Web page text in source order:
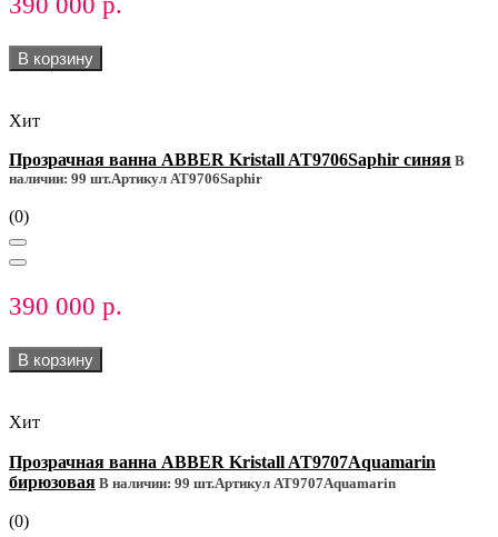
В корзину
Хит
Прозрачная ванна ABBER Kristall AT9706Saphir синяя В
наличии: 99 шт.Артикул AT9706Saphir
(0)
390 000 р.
В корзину
Хит
Прозрачная ванна ABBER Kristall AT9707Aquamarin
бирюзовая В наличии: 99 шт.Артикул AT9707Aquamarin
(0)